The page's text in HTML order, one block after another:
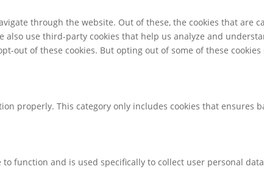
through the website. Out of these, the cookies that are
use third-party cookies that help us analyze and
out of these cookies. But opting out of some of these
properly. This category only includes cookies that
function and is used specifically to collect user personal